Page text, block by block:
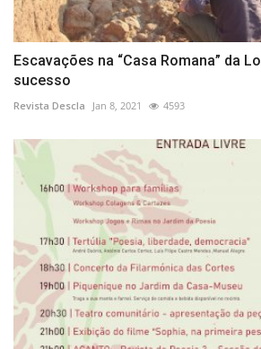
Escavações na “Casa Romana” da
sucesso
Revista Descla Jan 8, 2021 4593